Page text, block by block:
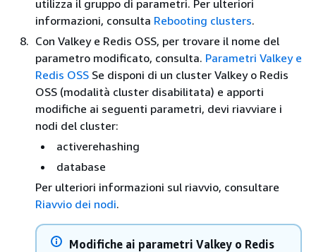
utilizza il gruppo di parametri. Per ulteriori
informazioni, consulta Rebooting clusters.
Con Valkey e Redis OSS, per trovare il nome del
parametro modificato, consulta. Parametri Valkey e
Redis OSS Se disponi di un cluster Valkey o Redis
OSS (modalità cluster disabilitata) e apporti
modifiche ai seguenti parametri, devi riavviare i
nodi del cluster:
activerehashing
database
Per ulteriori informazioni sul riavvio, consultare
Riavvio dei nodi.
Modifiche ai parametri Valkey o Redis